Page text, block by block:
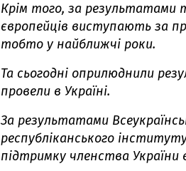
Крім того, за
європейців виступають за
тобто у найближчі роки.
Та сьогодні оприлюднили
провели в Україні.
За результатами
республіканського
підтримку членства України